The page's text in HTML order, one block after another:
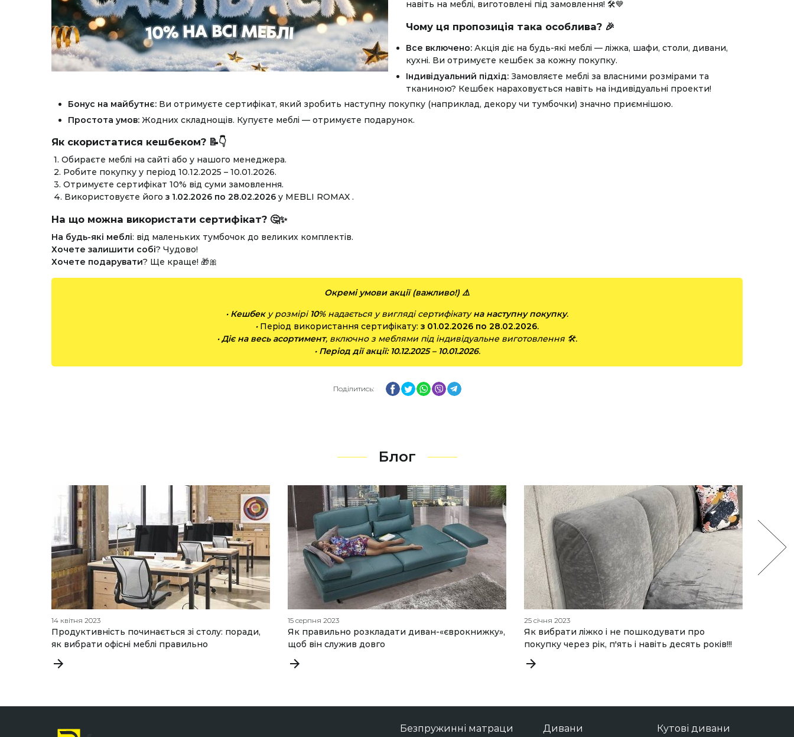
навіть на меблі, виготовлені під замовлення! 🛠️💙
Чому ця пропозиція така особлива? 🎉
Все включено: Акція діє на будь-які меблі — ліжка, шафи, столи, дивани,
кухні. Ви отримуєте кешбек за кожну покупку.
Індивідуальний підхід: Замовляєте меблі за власними розмірами та
тканиною? Кешбек нараховується навіть на індивідуальні проекти!
Бонус на майбутнє: Ви отримуєте сертифікат, який зробить наступну покупку (наприклад, декору чи тумбочки) значно приємнішою.
Простота умов: Жодних складнощів. Купуєте меблі — отримуєте подарунок.
Як скористатися кешбеком? 📝👇
1. Обираєте меблі на сайті або у нашого менеджера.
2. Робите покупку у період 10.12.2025 – 10.01.2026.
3. Отримуєте сертифікат 10% від суми замовлення.
4. Використовуєте його з 1.02.2026 по 28.02.2026 у MEBLI ROMAX .
На що можна використати сертифікат? 🤔✨
На будь-які меблі: від маленьких тумбочок до великих комплектів.
Хочете залишити собі? Чудово!
Хочете подарувати? Ще краще! 🎁🎀
Окремі умови акції (важливо!) ⚠️
• Кешбек у розмірі 10%надається у вигляді сертифікатуна наступну покупку.
• Період використання сертифікату: з 01.02.2026 по 28.02.2026.
•Діє на весь асортимент, включно з меблями під індивідуальне виготовлення 🛠️.
• Період дії акції: 10.12.2025 – 10.01.2026.
Поділитись: Facebook
Twitter
WhatsApp
ViberTelegram
Блог
14 квітня 2023
Продуктивність починається зі столу: поради,
як вибрати офісні меблі правильно
15 серпня 2023
Як правильно розкладати диван-«єврокнижку»,
щоб він служив довго
25 січня 2023
Як вибрати ліжко і не пошкодувати про
покупку через рік, п'ять і навіть десять років!!!
Безпружинні матраци Дивани Кутові дивани